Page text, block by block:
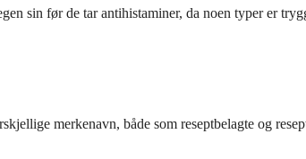
sin før de tar antihistaminer, da noen typer er
merkenavn, både som reseptbelagte og